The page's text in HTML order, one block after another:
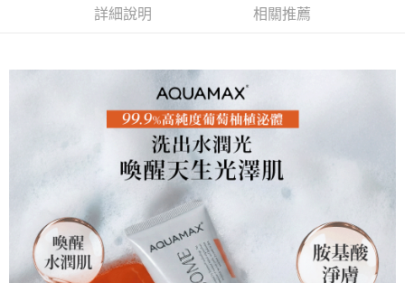
時審查核予不同之上限額度；若仍有額度不足之情形，本公司將視審查結果
付款後寶雅門市自取(由倉庫統一出貨)
詳細說明 相關推薦